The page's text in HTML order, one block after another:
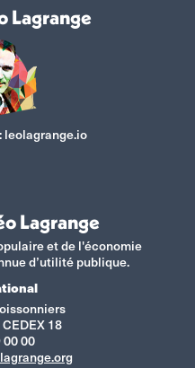
Lagrange
leolagrange.io
Lagrange
et de l'économie
d’utilité publique.
18
00 00